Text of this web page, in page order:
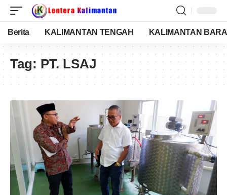
Berita KALIMANTAN TENGAH KALIMANTAN
Tag: PT. LSAJ